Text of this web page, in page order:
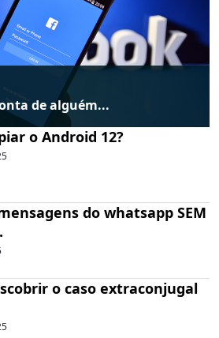
de alguém...
o Android 12?
do whatsapp SEM
o caso extraconjugal